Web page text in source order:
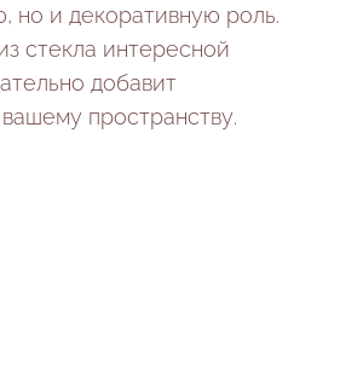
но и декоративную роль.
стекла интересной
добавит
пространству.